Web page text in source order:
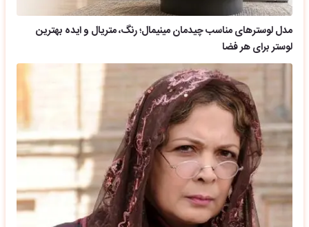
مدل لوسترهای مناسب چیدمان مینیمال؛ رنگ، متریال و ایده بهترین
لوستر برای هر فضا